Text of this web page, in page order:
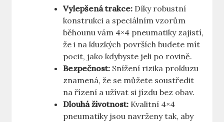
Vylepšená trakce: Díky robustní
konstrukci a speciálním vzorům
běhounu vám 4×4 pneumatiky zajistí,
že i na kluzkých površích budete mít
pocit, jako kdybyste jeli po rovině.
Bezpečnost: Snížení rizika prokluzu
znamená, že se můžete soustředit
na řízení a užívat si jízdu bez obav.
Dlouhá životnost: Kvalitní 4×4
pneumatiky jsou navrženy tak, aby